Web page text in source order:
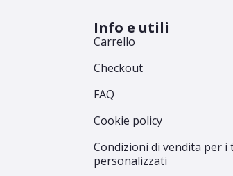
Info e utili
Carrello
Checkout
FAQ
Cookie policy
Condizioni di vendita per i
personalizzati